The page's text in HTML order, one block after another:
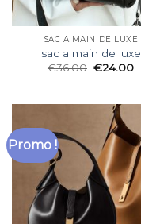
SAC A MAIN DE LUXE
sac a main de luxe
€36.00 €24.00
Promo !